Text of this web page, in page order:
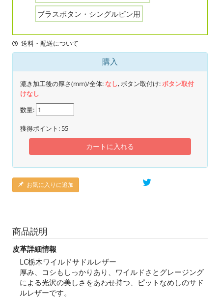
ブラスボタン・シングルピン用
送料・配送について
購入
漉き加工後の厚さ(mm)/全体:なし, ボタン取付け:ボタン取付
けなし
数量:
獲得ポイント: 55
カートに入れる
お気に入りに追加
商品説明
皮革詳細情報
LC栃木ワイルドサドルレザー
厚み、コシもしっかりあり、ワイルドさとグレージング
による光沢の美しさをあわせ持つ、ピットなめしのサド
ルレザーです。